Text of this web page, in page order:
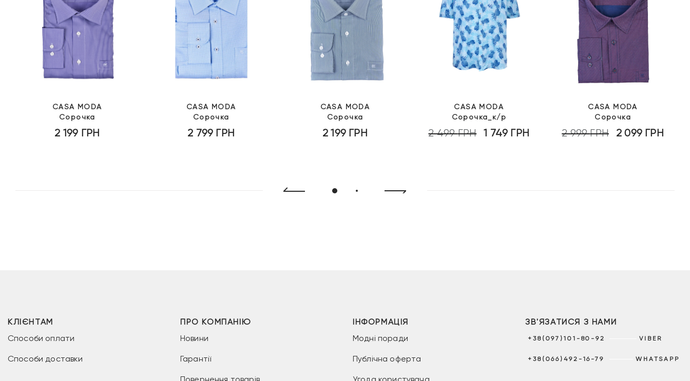
CASA MODA
Сорочка
2 199 ГРН
CASA MODA
Сорочка
2 799 ГРН
CASA MODA
Сорочка
2 199 ГРН
CASA MODA
Сорочка_к/р
2 499ГРН
Оригінальна
1 749 ГРН
Поточна
CASA MODA
Сорочка
2 999ГРН
Оригінальна
2 099 ГРН
КЛІЄНТАМ
Способи оплати
Способи доставки
ПРО КОМПАНІЮ
Новини
Гарантії
ІНФОРМАЦІЯ
Модні поради
Публічна оферта
ЗВ'ЯЗАТИСЯ З НАМИ
+38(097)101-80-92 VIBER
+38(066)492-16-79 WHATSAPP